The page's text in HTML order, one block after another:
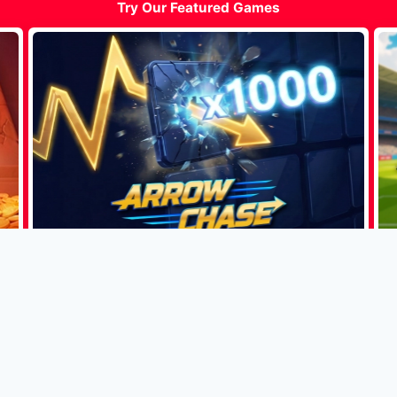
Try Our Featured Games